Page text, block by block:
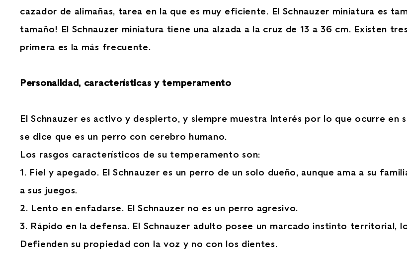
cazador de alimañas, tarea en la que es muy eficiente. El Schnauzer miniatura es
tamaño! El Schnauzer miniatura tiene una alzada a la cruz de 13 a 36 cm. Existen
primera es la más frecuente.
Personalidad, características y temperamento
El Schnauzer es activo y despierto, y siempre muestra interés por lo que ocurre en
se dice que es un perro con cerebro humano.
Los rasgos característicos de su temperamento son:
1. Fiel y apegado. El Schnauzer es un perro de un solo dueño, aunque ama a su
a sus juegos.
2. Lento en enfadarse. El Schnauzer no es un perro agresivo.
3. Rápido en la defensa. El Schnauzer adulto posee un marcado instinto territorial,
Defienden su propiedad con la voz y no con los dientes.